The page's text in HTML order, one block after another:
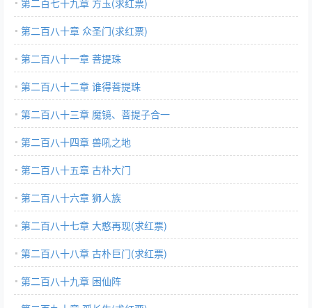
第二百七十九章 方玉(求红票)
第二百八十章 众圣门(求红票)
第二百八十一章 菩提珠
第二百八十二章 谁得菩提珠
第二百八十三章 魔镜、菩提子合一
第二百八十四章 兽吼之地
第二百八十五章 古朴大门
第二百八十六章 狮人族
第二百八十七章 大憨再现(求红票)
第二百八十八章 古朴巨门(求红票)
第二百八十九章 困仙阵